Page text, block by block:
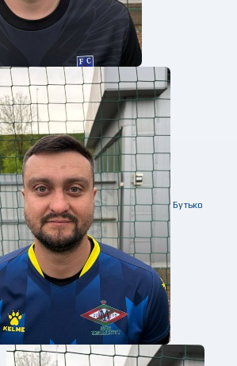
Бутько